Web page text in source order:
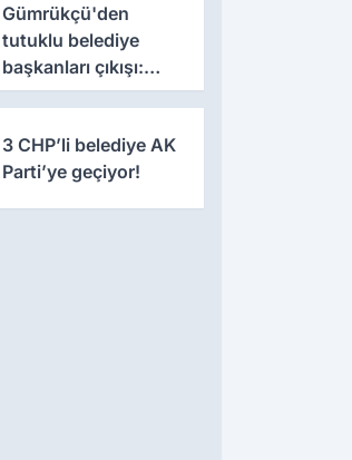
Gümrükçü'den
tutuklu belediye
başkanları çıkışı:
'Yıllarca iddianame
3 CHP’li belediye AK
Parti’ye geçiyor!